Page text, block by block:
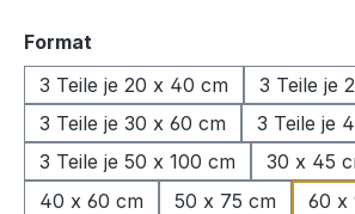
Format
3 Teile je 20 x 40 cm
3 Teile je
3 Teile je 30 x 60 cm
3 Teile je
3 Teile je 50 x 100 cm
30 x 45
40 x 60 cm
50 x 75 cm
60 x